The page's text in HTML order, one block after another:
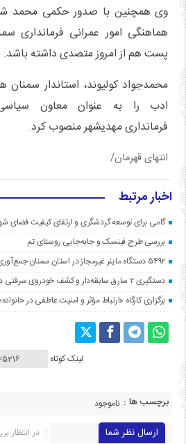
وی همچنین با صدور حکمی محمد
هماهنگی امور عمرانی فرمانداری
پست هم از امروز متصدی داشته باشد.
محمدجواد کولیوند، استاندار
ادب را به عنوان معاون
فرمانداری مهدیشهر منصوب کرد.
انتهای قهرمان/
اخبار مرتبط
گامی برای توسعه گردشگری و ارتقای کیفیت فضای
بررسی طرح فینسک و جابه‌جایی روستای تم
۵۴۹۲ دستگاه ماینر غیرمجاز در استان سمنان جمع‌آوری شد
دستگیری ۲ سارق سابقه‌دار و کشف خودروی سرقتی در مهدیشهر
برگزاری کارگاه «ارتباط مؤثر و امنیت عاطفی در
لینک کوتاه
برچسب ها : ناموجود
ارسال نظر شما
در انتظار